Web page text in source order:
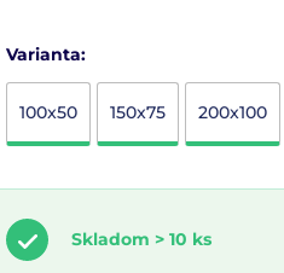
Varianta:
100x50 150x75 200x100
Skladom > 10 ks